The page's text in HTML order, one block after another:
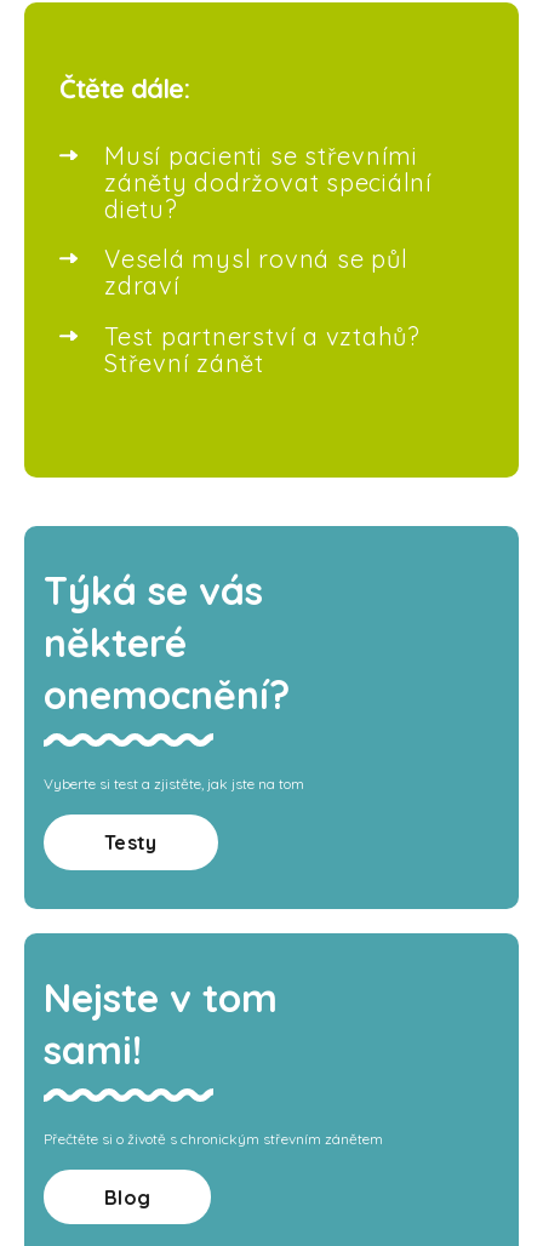
Čtěte dále:
Musí pacienti se střevními
záněty dodržovat speciální
dietu?
Veselá mysl rovná se půl
zdraví
Test partnerství a vztahů?
Střevní zánět
Týká se vás
některé
onemocnění?
Vyberte si test a zjistěte, jak jste na tom
Testy
Nejste v tom
sami!
Přečtěte si o životě s chronickým střevním zánětem
Blog